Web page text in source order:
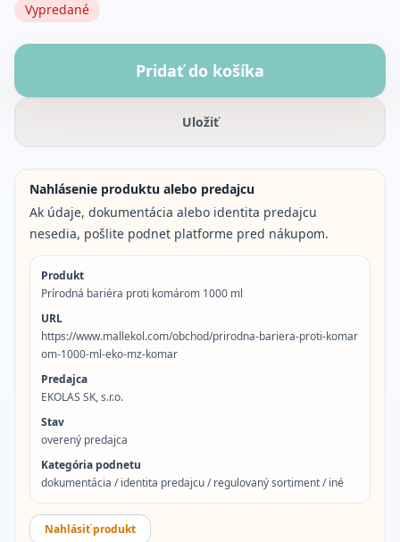
Vypredané
Pridať do košíka
Uložiť
Nahlásenie produktu alebo predajcu
Ak údaje, dokumentácia alebo identita predajcu
nesedia, pošlite podnet platforme pred nákupom.
Produkt
Prírodná bariéra proti komárom 1000 ml
URL
https://www.mallekol.com/obchod/prirodna-bariera-proti-komar
om-1000-ml-eko-mz-komar
Predajca
EKOLAS SK, s.r.o.
Stav
overený predajca
Kategória podnetu
dokumentácia / identita predajcu / regulovaný sortiment / iné
Nahlásiť produkt